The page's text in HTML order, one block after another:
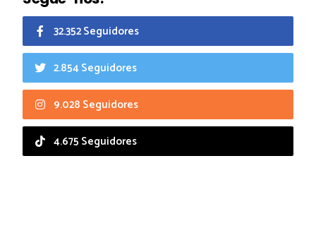
32.352 Seguidores
2.854 Seguidores
9.028 Seguidores
4.675 Seguidores